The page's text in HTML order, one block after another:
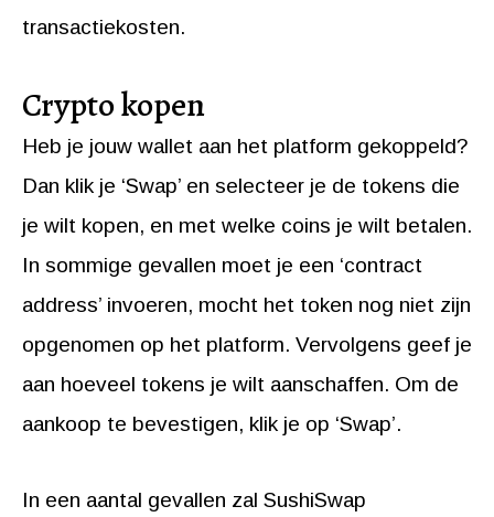
transactiekosten.
Crypto kopen
Heb je jouw wallet aan het platform gekoppeld?
Dan klik je ‘Swap’ en selecteer je de tokens die
je wilt kopen, en met welke coins je wilt betalen.
In sommige gevallen moet je een ‘contract
address’ invoeren, mocht het token nog niet zijn
opgenomen op het platform. Vervolgens geef je
aan hoeveel tokens je wilt aanschaffen. Om de
aankoop te bevestigen, klik je op ‘Swap’.
In een aantal gevallen zal SushiSwap